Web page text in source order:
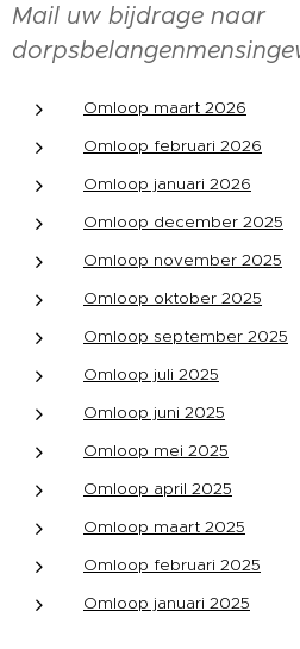
Mail uw bijdrage naar
Omloop maart 2026
Omloop februari 2026
Omloop januari 2026
Omloop december 2025
Omloop november 2025
Omloop oktober 2025
Omloop september 2025
Omloop juli 2025
Omloop juni 2025
Omloop mei 2025
Omloop april 2025
Omloop maart 2025
Omloop februari 2025
Omloop januari 2025